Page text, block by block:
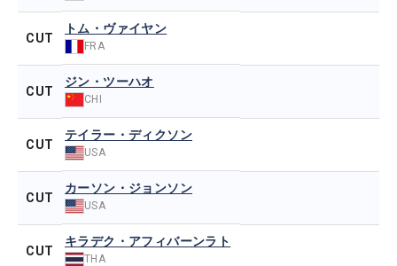
CUT
トム・ヴァイヤン
FRA
CUT
ジン・ツーハオ
CHI
CUT
テイラー・ディクソン
USA
CUT
カーソン・ジョンソン
USA
CUT
キラデク・アフィバーンラト
THA